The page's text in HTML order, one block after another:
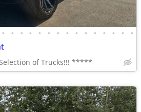
• • • • • • • • • • • • • • •
of Trucks!!! *****